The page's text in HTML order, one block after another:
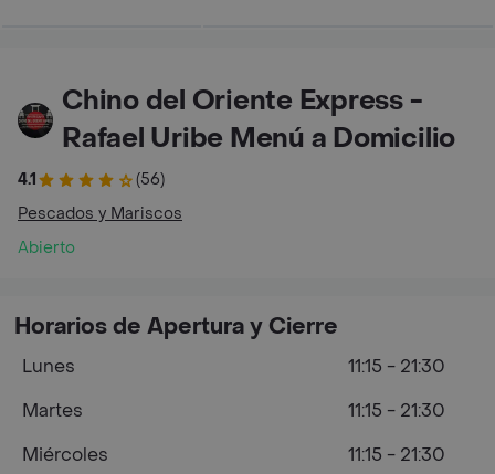
Chino del Oriente Express -
Rafael Uribe Menú a Domicilio
4.1
(56)
Pescados y Mariscos
Abierto
Horarios de Apertura y Cierre
Lunes
11:15 - 21:30
Martes
11:15 - 21:30
Miércoles
11:15 - 21:30